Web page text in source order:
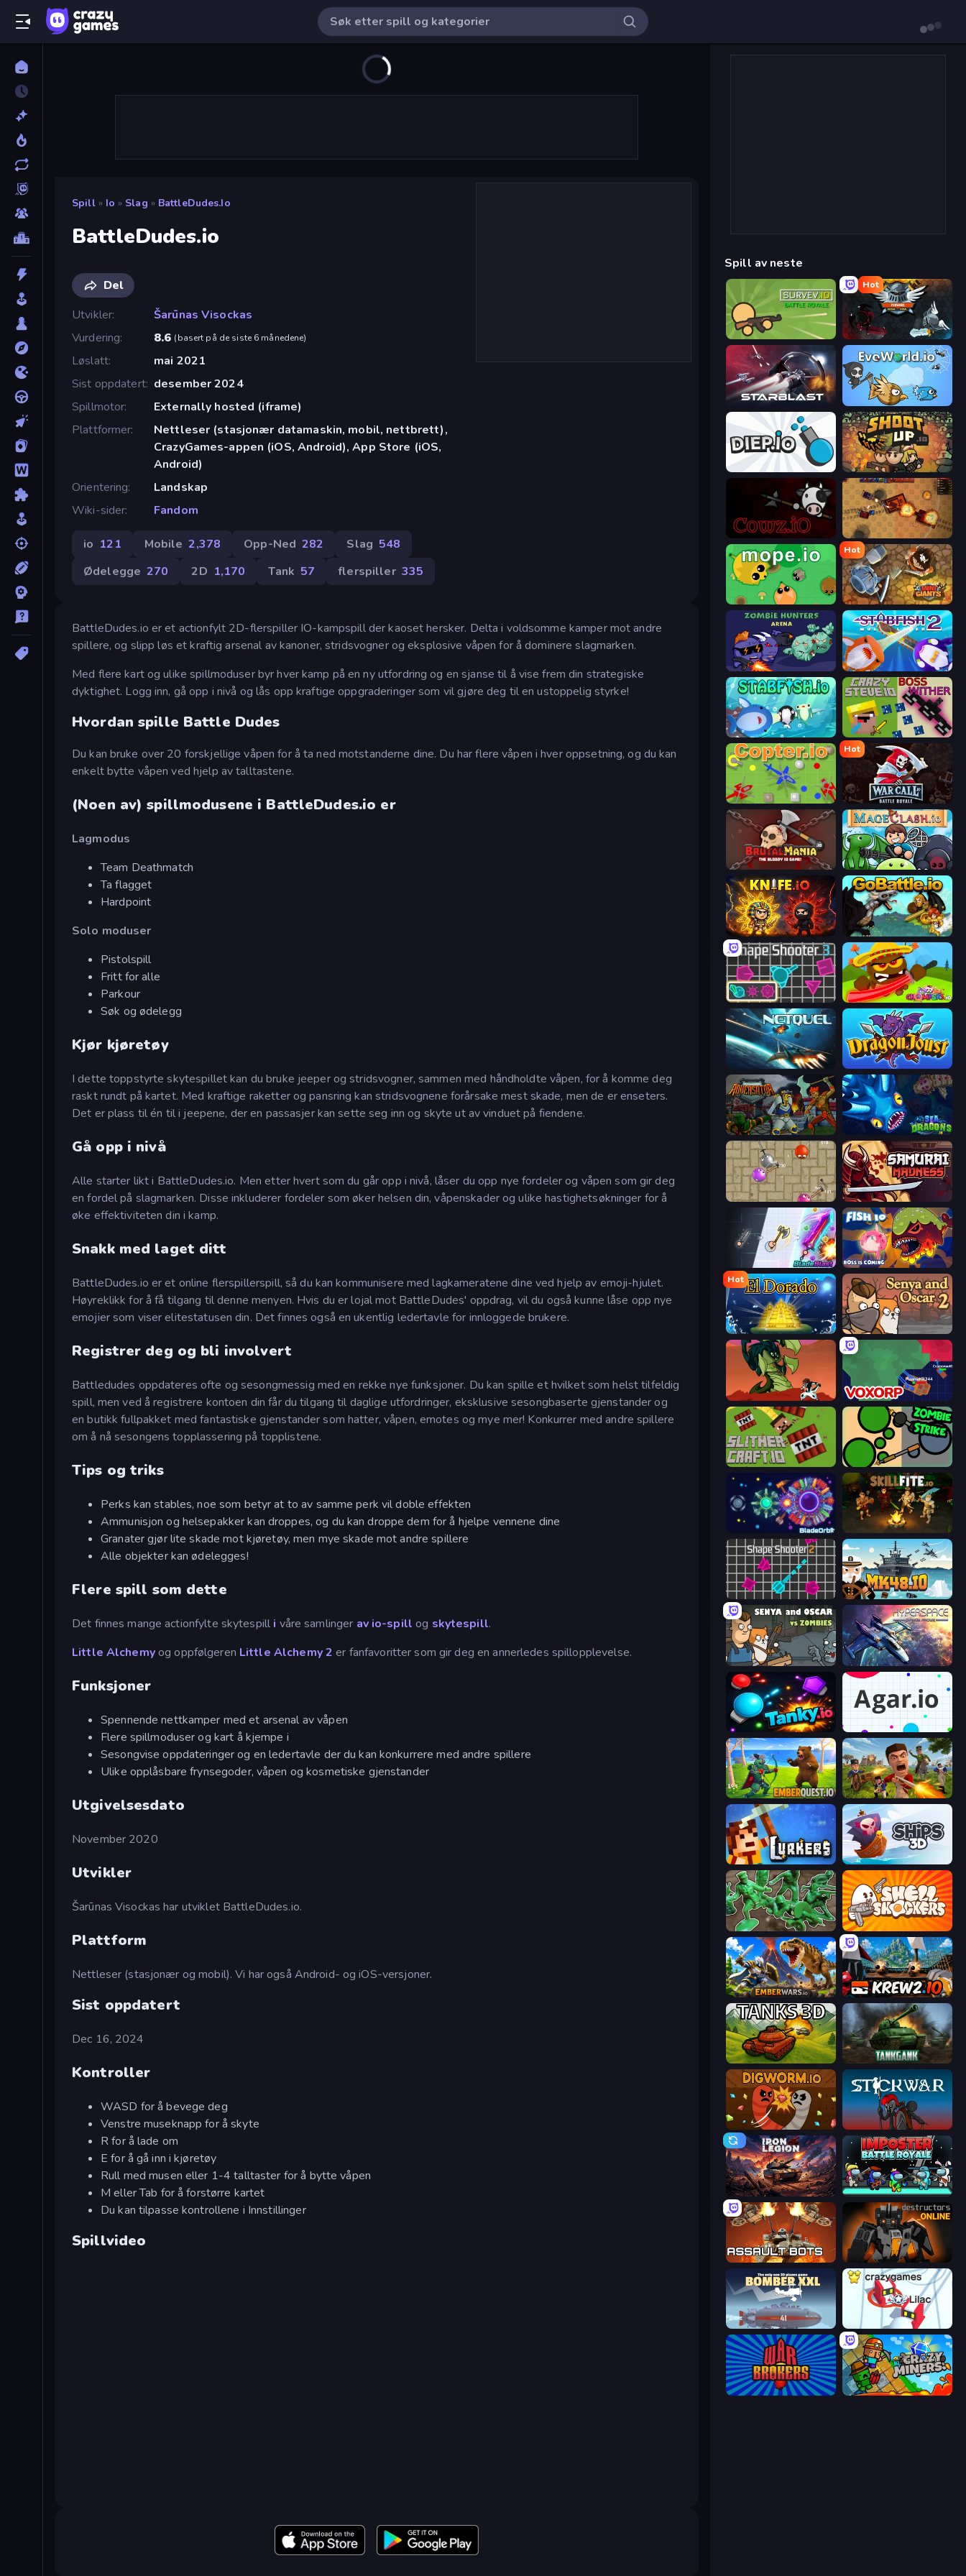
Spill » Io » Slag » BattleDudes.io
BattleDudes.io
Del
Utvikler
Šarūnas Visockas
Vurdering
8.6 (basert på de siste 6 månedene)
Løslatt
mai 2021
Sist oppdatert desember 2024
Spillmotor
Externally hosted (iframe)
Plattformer
Nettleser (stasjonær datamaskin, mobil, nettbrett),
CrazyGames-appen (iOS, Android), App Store (iOS,
Android)
Orientering
Landskap
Wiki-sider
Fandom
io 121 Mobile 2,378 Opp-Ned 282 Slag 548
Ødelegge 270 2D 1,170 Tank 57 flerspiller 335
BattleDudes.io er et actionfylt 2D-flerspiller IO-kampspill der kaoset hersker. Delta i voldsomme kamper mot andre
spillere, og slipp løs et kraftig arsenal av kanoner, stridsvogner og eksplosive våpen for å dominere slagmarken.
Med flere kart og ulike spillmoduser byr hver kamp på en ny utfordring og en sjanse til å vise frem din strategiske
dyktighet. Logg inn, gå opp i nivå og lås opp kraftige oppgraderinger som vil gjøre deg til en ustoppelig styrke!
Hvordan spille Battle Dudes
Du kan bruke over 20 forskjellige våpen for å ta ned motstanderne dine. Du har flere våpen i hver oppsetning, og du kan
enkelt bytte våpen ved hjelp av talltastene.
(Noen av) spillmodusene i BattleDudes.io er
Lagmodus
Team Deathmatch
Ta flagget
Hardpoint
Solo moduser
Pistolspill
Fritt for alle
Parkour
Søk og ødelegg
Kjør kjøretøy
I dette toppstyrte skytespillet kan du bruke jeeper og stridsvogner, sammen med håndholdte våpen, for å komme deg
raskt rundt på kartet. Med kraftige raketter og pansring kan stridsvognene forårsake mest skade, men de er enseters.
Det er plass til én til i jeepene, der en passasjer kan sette seg inn og skyte ut av vinduet på fiendene.
Gå opp i nivå
Alle starter likt i BattleDudes.io. Men etter hvert som du går opp i nivå, låser du opp nye fordeler og våpen som gir deg
en fordel på slagmarken. Disse inkluderer fordeler som øker helsen din, våpenskader og ulike hastighetsøkninger for å
øke effektiviteten din i kamp.
Snakk med laget ditt
BattleDudes.io er et online flerspillerspill, så du kan kommunisere med lagkameratene dine ved hjelp av emoji-hjulet.
Høyreklikk for å få tilgang til denne menyen. Hvis du er lojal mot BattleDudes' oppdrag, vil du også kunne låse opp nye
emojier som viser elitestatusen din. Det finnes også en ukentlig ledertavle for innloggede brukere.
Registrer deg og bli involvert
Battledudes oppdateres ofte og sesongmessig med en rekke nye funksjoner. Du kan spille et hvilket som helst tilfeldig
spill, men ved å registrere kontoen din får du tilgang til daglige utfordringer, eksklusive sesongbaserte gjenstander og
en butikk fullpakket med fantastiske gjenstander som hatter, våpen, emotes og mye mer! Konkurrer med andre spillere
om å nå sesongens topplassering på topplistene.
Tips og triks
Perks kan stables, noe som betyr at to av samme perk vil doble effekten
Ammunisjon og helsepakker kan droppes, og du kan droppe dem for å hjelpe vennene dine
Granater gjør lite skade mot kjøretøy, men mye skade mot andre spillere
Alle objekter kan ødelegges!
Flere spill som dette
Det finnes mange actionfylte skytespill i våre samlinger av io-spill og skytespill.
Little Alchemyog oppfølgeren Little Alchemy 2 er fanfavoritter som gir deg en annerledes spillopplevelse.
Funksjoner
Spennende nettkamper med et arsenal av våpen
Flere spillmoduser og kart å kjempe i
Sesongvise oppdateringer og en ledertavle der du kan konkurrere med andre spillere
Ulike opplåsbare frynsegoder, våpen og kosmetiske gjenstander
Utgivelsesdato
November 2020
Utvikler
Šarūnas Visockas har utviklet BattleDudes.io.
Plattform
Nettleser (stasjonær og mobil). Vi har også Android- og iOS-versjoner.
Sist oppdatert
Dec 16, 2024
Kontroller
WASD for å bevege deg
Venstre museknapp for å skyte
R for å lade om
E for å gå inn i kjøretøy
Rull med musen eller 1-4 talltaster for å bytte våpen
M eller Tab for å forstørre kartet
Du kan tilpasse kontrollene i Innstillinger
Spillvideo
Spill av neste
Survev.io
Hot
EvoWars.io
StarBlast
Diep.io Shootup.io
cowz.io Tanko.io
Mope.io
Hot
MiniGiants.io
Zombie Hunters Online Stabfish 2
Stabfish.io CrazySteve.io
Copter.io
Hot
WarCall.io
BrutalMania.io (Brutal Mania) Mageclash.io
Knife.io GoBattle.io
Shape Shooter 3 Chompers.io
Netquel Dragon Joust (.io)
Adversator SeaDragons.io
Balloons.io Samurai Madness
BladeBlast.io Fish IO
Hot
El Dorado Lite Senya and Oscar 2
Monster Impact Voxorp
SlitherCraft.io ZombieStrike
BladeOrbit.io Skillfite.io
Shape Shooter 2 Mk48.io
Senya and Oscar vs Zombies Hyperspace: Quantum Fracture
Tanky.io Agar.io
EmberQuest.io Redcoats.io
Lurkers.io Ships 3D
Soldiers - Capture and Control! Shell Shockers
EmberWars.io Krew.io
Tanks 3D Tankgank
Digworm.io Stick War
Iron Legion Imposter Battle Royale
Assault Bots Destructors Online
Bomber XXL Snowball.io
War Brokers Crazy Miners